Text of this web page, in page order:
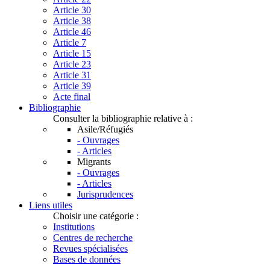
Article 30
Article 38
Article 46
Article 7
Article 15
Article 23
Article 31
Article 39
Acte final
Bibliographie
Consulter la bibliographie relative à :
Asile/Réfugiés
- Ouvrages
- Articles
Migrants
- Ouvrages
- Articles
Jurisprudences
Liens utiles
Choisir une catégorie :
Institutions
Centres de recherche
Revues spécialisées
Bases de données